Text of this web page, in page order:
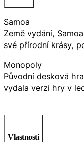
Samoa
Země vydání,
své přírodní krásy,
Monopoly
Původní desková
vydala verzi hry v
Vlastnosti